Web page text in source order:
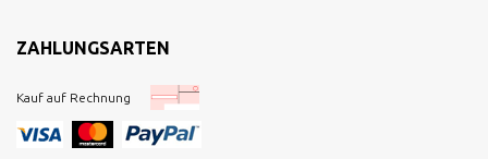
ZAHLUNGSARTEN
Kauf auf Rechnung